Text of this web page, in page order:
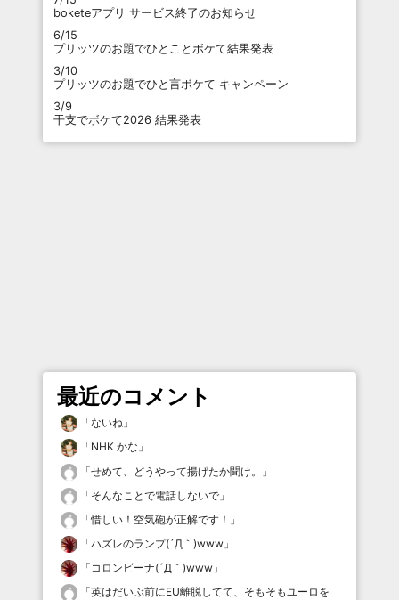
boketeアプリ サービス終了のお知らせ
6/15
プリッツのお題でひとことボケて結果発表
3/10
プリッツのお題でひと言ボケて キャンペーン
3/9
干支でボケて2026 結果発表
最近のコメント
「ないね 」
「NHK かな 」
「せめて、どうやって揚げたか聞け。
」
「そんなことで電話しないで 」
「惜しい！空気砲が正解です！ 」
「ハズレのランプ(´Д｀)www 」
「コロンビーナ(´Д｀)www 」
「英はだいぶ前にEU離脱してて、そもそもユーロを